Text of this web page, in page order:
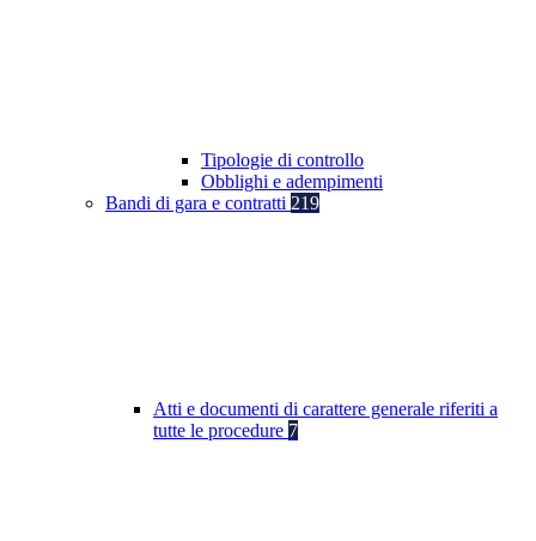
Tipologie di controllo
Obblighi e adempimenti
Bandi di gara e contratti 219
Atti e documenti di carattere generale riferiti a
tutte le procedure 7